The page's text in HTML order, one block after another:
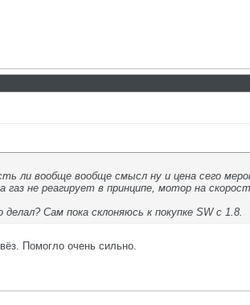
ли вообще вообще смысл ну и цена сего
газ не реагирует в принципе, мотор на
Сам пока склоняюсь к покупке SW с 1.8.
Помогло очень сильно.